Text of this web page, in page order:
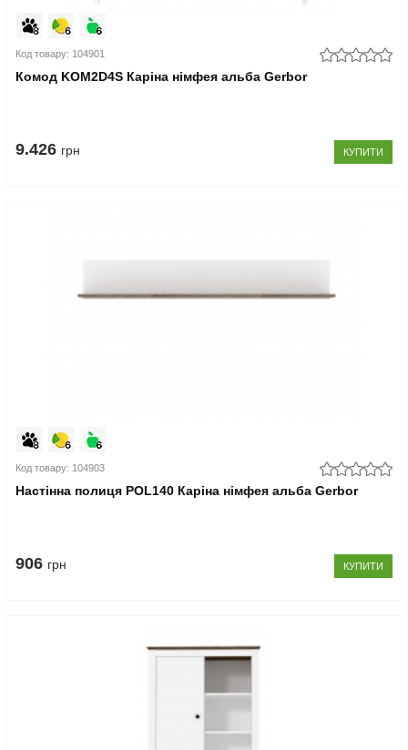
Код товару: 104901
Комод KOM2D4S Каріна німфея альба Gerbor
9.426 грн КУПИТИ
Код товару: 104903
Настінна полиця POL140 Каріна німфея альба Gerbor
906 грн КУПИТИ